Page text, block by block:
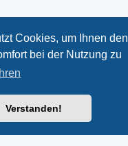
Cookies, um Ihnen den
bei der Nutzung zu
Verstanden!